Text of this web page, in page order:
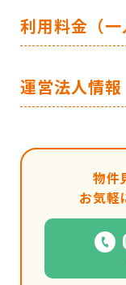
利用料金（一
運営法人情報
物件
お気軽